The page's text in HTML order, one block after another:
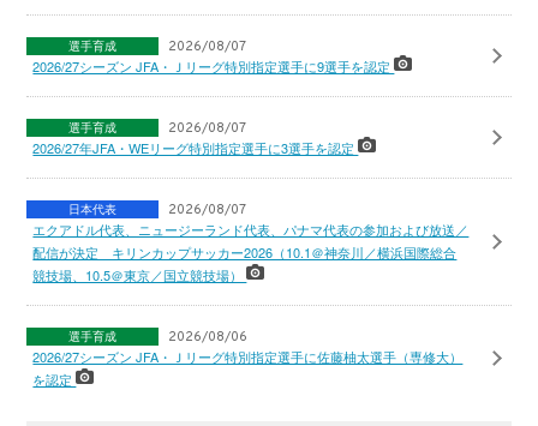
選手育成 2026/08/07
2026/27シーズン JFA・Ｊリーグ特別指定選手に9選手を認定
選手育成 2026/08/07
2026/27年JFA・WEリーグ特別指定選手に3選手を認定
日本代表 2026/08/07
エクアドル代表、ニュージーランド代表、パナマ代表の参加および放送／
配信が決定 キリンカップサッカー2026（10.1＠神奈川／横浜国際総合
競技場、10.5＠東京／国立競技場）
選手育成 2026/08/06
2026/27シーズン JFA・Ｊリーグ特別指定選手に佐藤柚太選手（専修大）
を認定